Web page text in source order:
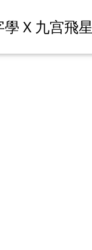
X 九宫飛星